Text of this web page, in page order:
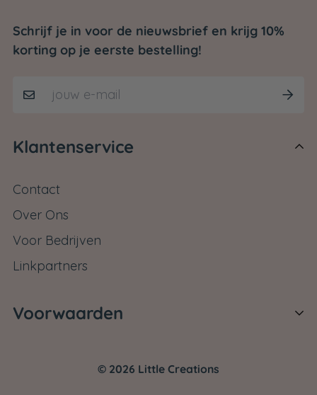
Schrijf je in voor de nieuwsbrief en krijg 10%
korting op je eerste bestelling!
Klantenservice
Contact
Over Ons
Voor Bedrijven
Linkpartners
Voorwaarden
© 2026 Little Creations